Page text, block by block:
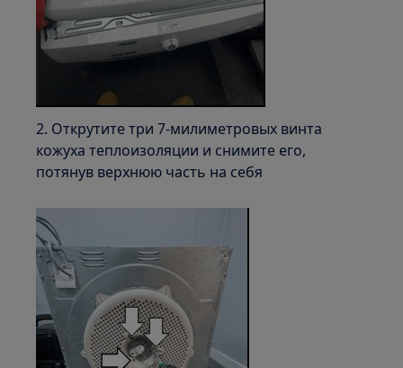
2. Открутите три 7-милиметровых винта
кожуха теплоизоляции и снимите его,
потянув верхнюю часть на себя